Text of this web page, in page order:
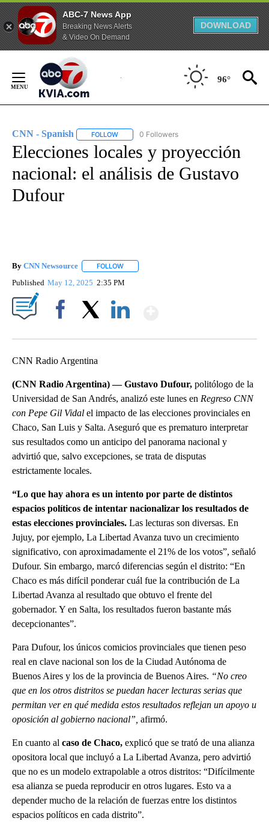
ABC-7 News App
Breaking News Alerts
& Video On Demand
DOWNLOAD
Content
96°
CNN - Spanish FOLLOW FOLLOW "CNN - SPANISH" TO RECEIVE
0 Followers
Elecciones locales y proyección
nacional: el análisis de Gustavo
Dufour
By CNN Newsource FOLLOW
Published May 12, 2025 2:35 PM
CNN Radio Argentina
(CNN Radio Argentina) — Gustavo Dufour, politólogo de la
Universidad de San Andrés, analizó este lunes en Regreso CNN
con Pepe Gil Vidal el impacto de las elecciones provinciales en
Chaco, San Luis y Salta. Aseguró que es prematuro interpretar
sus resultados como un anticipo del panorama nacional y
advirtió que, salvo excepciones, se trata de disputas
estrictamente locales.
“Lo que hay ahora es un intento por parte de distintos
espacios políticos de intentar nacionalizar los resultados de
estas elecciones provinciales. Las lecturas son diversas. En
Jujuy, por ejemplo, La Libertad Avanza tuvo un crecimiento
significativo, con aproximadamente el 21% de los votos”, señaló
Dufour. Sin embargo, marcó diferencias según el distrito: “En
Chaco es más difícil ponderar cuál fue la contribución de La
Libertad Avanza al resultado que obtuvo el frente del
gobernador. Y en Salta, los resultados fueron bastante más
decepcionantes”.
Para Dufour, los únicos comicios provinciales que tienen peso
real en clave nacional son los de la Ciudad Autónoma de
Buenos Aires y los de la provincia de Buenos Aires. “No creo
que en los otros distritos se puedan hacer lecturas serias que
permitan ver en qué medida estos resultados reflejan un apoyo u
oposición al gobierno nacional”, afirmó.
En cuanto al caso de Chaco, explicó que se trató de una alianza
opositora local que incluyó a La Libertad Avanza, pero advirtió
que no es un modelo extrapolable a otros distritos: “Difícilmente
esa alianza se pueda reproducir en otros lugares. Esto va a
depender mucho de la relación de fuerzas entre los distintos
espacios políticos en cada distrito”.